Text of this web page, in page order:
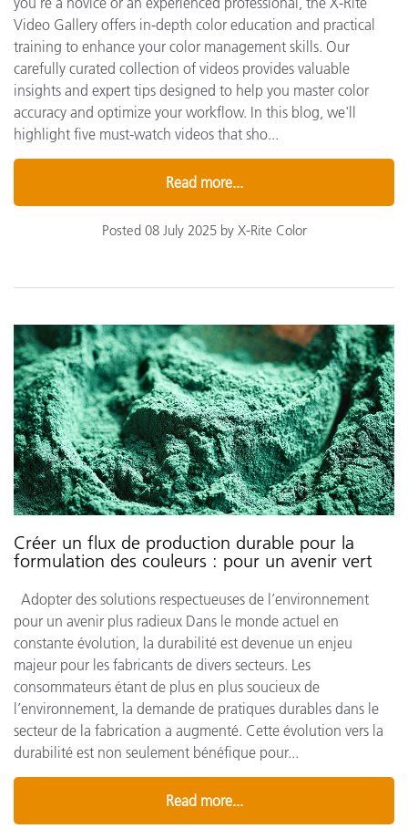
Video Gallery offers in-depth color education and practical
training to enhance your color management skills. Our
carefully curated collection of videos provides valuable
insights and expert tips designed to help you master color
accuracy and optimize your workflow. In this blog, we'll
highlight five must-watch videos that sho...
Read more...
Posted 08 July 2025 by X-Rite Color
Créer un flux de production durable pour la
formulation des couleurs : pour un avenir vert
Adopter des solutions respectueuses de l’environnement
pour un avenir plus radieux Dans le monde actuel en
constante évolution, la durabilité est devenue un enjeu
majeur pour les fabricants de divers secteurs. Les
consommateurs étant de plus en plus soucieux de
l’environnement, la demande de pratiques durables dans le
secteur de la fabrication a augmenté. Cette évolution vers la
durabilité est non seulement bénéfique pour...
Read more...